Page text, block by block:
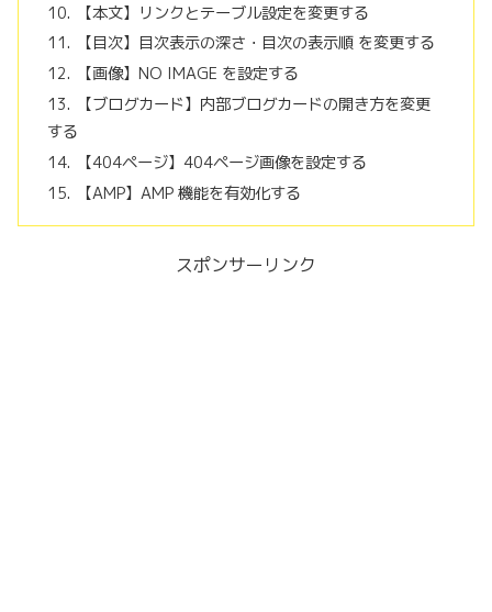
【本文】リンクとテーブル設定を変更する
【目次】目次表示の深さ・目次の表示順 を変更する
【画像】NO IMAGE を設定する
【ブログカード】内部ブログカードの開き方を変更
する
【404ページ】404ページ画像を設定する
【AMP】AMP 機能を有効化する
スポンサーリンク